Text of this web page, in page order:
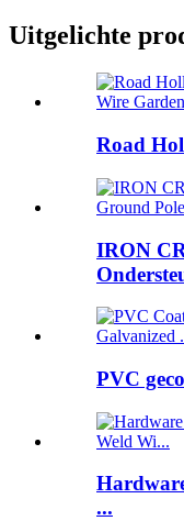
Uitgelichte
Road
IRON
PVC
...